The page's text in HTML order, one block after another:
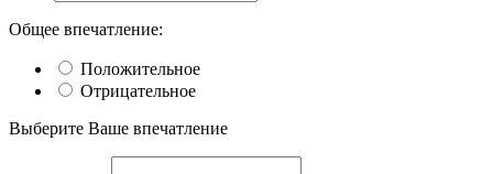
Общее впечатление:
Положительное
Отрицательное
Выберите Ваше впечатление